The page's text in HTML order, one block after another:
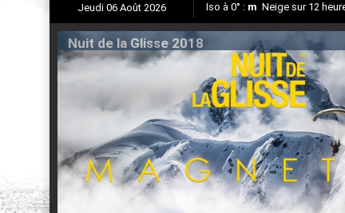
Jeudi 06 Août 2026
Aujourd'hui : T° Min : °C T°
Iso à 0° : m Neige sur 12
Suivez en direct l'actualité
Nuit de la Glisse 2018